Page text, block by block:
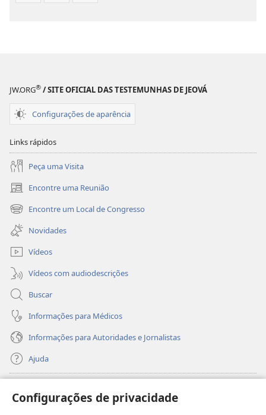
Configurações de privacidade
JW.ORG® / SITE OFICIAL DAS TESTEMUNHAS DE JEOVÁ
Configurações de aparência
Links rápidos
Peça uma Visita
Encontre uma Reunião
(abre
nova
janela)
Encontre um Local de Congresso
(abre
nova
janela)
Novidades
Vídeos
Vídeos com audiodescrições
Buscar
Informações para Médicos
Informações para Autoridades e Jornalistas
Ajuda
(abre
nova